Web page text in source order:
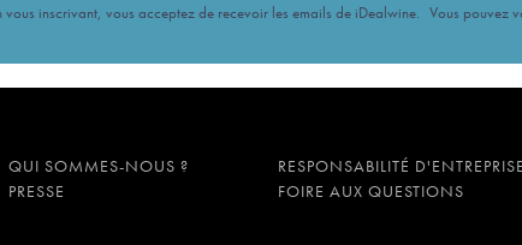
vous inscrivant, vous acceptez de recevoir les emails de iDealwine. Vous pouvez
QUI SOMMES-NOUS ?
RESPONSABILITÉ
PRESSE FOIRE AUX QUESTIONS